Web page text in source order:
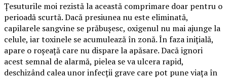
Țesuturile moi rezistă la această comprimare doar pentru o
perioadă scurtă. Dacă presiunea nu este eliminată,
capilarele sangvine se prăbușesc, oxigenul nu mai ajunge la
celule, iar toxinele se acumulează în zonă. În faza inițială,
apare o roșeață care nu dispare la apăsare. Dacă ignori
acest semnal de alarmă, pielea se va ulcera rapid,
deschizând calea unor infecții grave care pot pune viața în